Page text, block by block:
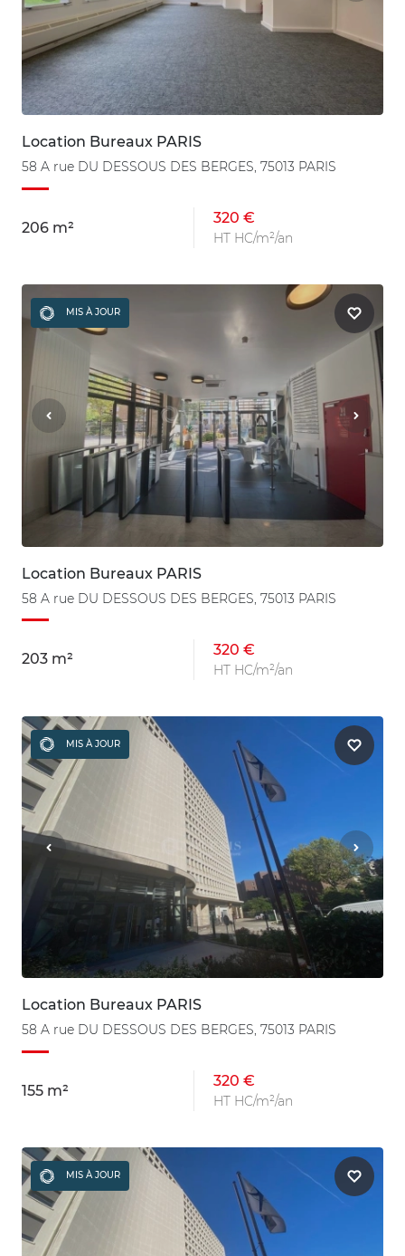
Location Bureaux PARIS
58 A rue DU DESSOUS DES BERGES, 75013 PARIS
206 m²
320 €
HT HC/m²/an
MIS À JOUR
Location Bureaux PARIS
58 A rue DU DESSOUS DES BERGES, 75013 PARIS
203 m²
320 €
HT HC/m²/an
MIS À JOUR
Location Bureaux PARIS
58 A rue DU DESSOUS DES BERGES, 75013 PARIS
155 m²
320 €
HT HC/m²/an
MIS À JOUR